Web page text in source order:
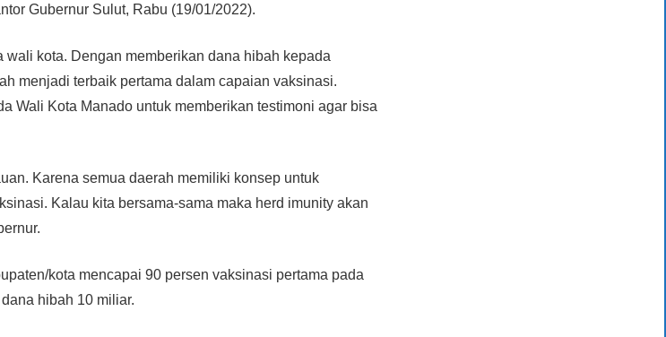
Gubernur Sulut, Rabu (19/01/2022).
kota. Dengan memberikan dana hibah kepada
menjadi terbaik pertama dalam capaian vaksinasi.
Wali Kota Manado untuk memberikan testimoni agar bisa
Karena semua daerah memiliki konsep untuk
Kalau kita bersama-sama maka herd imunity akan
kota mencapai 90 persen vaksinasi pertama pada
hibah 10 miliar.